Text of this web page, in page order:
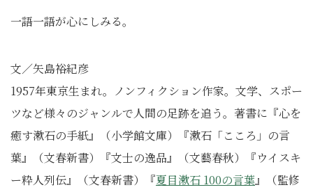
一語一語が心にしみる。
文／矢島裕紀彦
1957年東京生まれ。ノンフィクション作家。文学、スポー
ツなど様々のジャンルで人間の足跡を追う。著書に『心を
癒す漱石の手紙』（小学館文庫）『漱石「こころ」の言
葉』（文春新書）『文士の逸品』（文藝春秋）『ウイスキ
ー粋人列伝』（文春新書）『夏目漱石 100の言葉』（監修